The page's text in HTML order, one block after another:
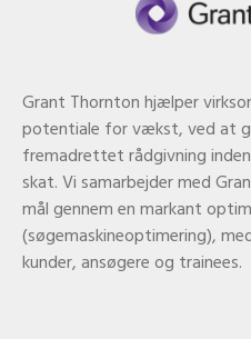
Grant Thornton hjælper
potentiale for vækst, ved at
fremadrettet rådgivning
skat. Vi samarbejder med
mål gennem en markant
(søgemaskineoptimering),
kunder, ansøgere og trainees.